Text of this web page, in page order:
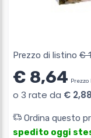
Prezzo di listino €
€ 8,64
Ordina questo
spedito oggi